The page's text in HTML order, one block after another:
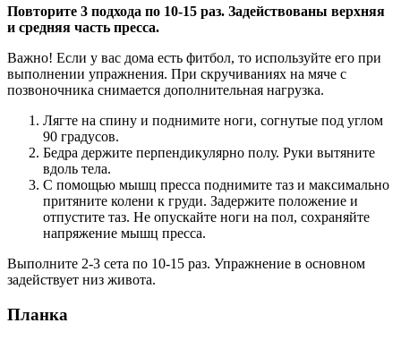
Повторите 3 подхода по 10-15 раз. Задействованы верхняя
и средняя часть пресса.
Важно! Если у вас дома есть фитбол, то используйте его при
выполнении упражнения. При скручиваниях на мяче с
позвоночника снимается дополнительная нагрузка.
Лягте на спину и поднимите ноги, согнутые под углом
90 градусов.
Бедра держите перпендикулярно полу. Руки вытяните
вдоль тела.
С помощью мышц пресса поднимите таз и максимально
притяните колени к груди. Задержите положение и
отпустите таз. Не опускайте ноги на пол, сохраняйте
напряжение мышц пресса.
Выполните 2-3 сета по 10-15 раз. Упражнение в основном
задействует низ живота.
Планка